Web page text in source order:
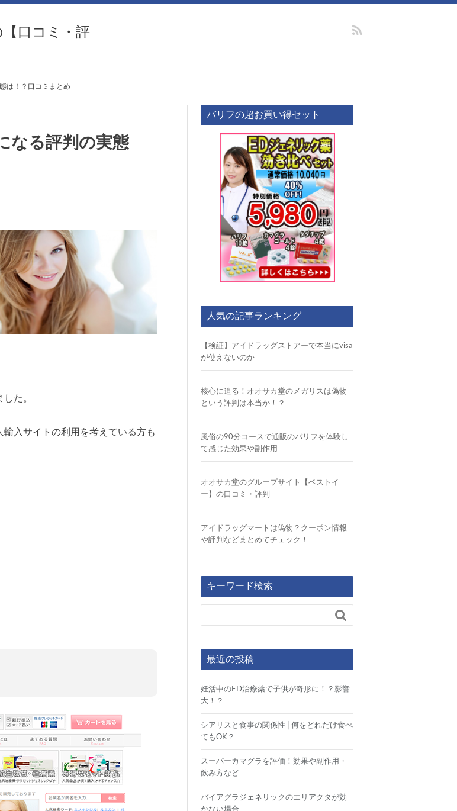
口コミ・評
は！？口コミまとめ
なる評判の実態
た。
入サイトの利用を考えている方も
バリフの超お買い得セット
人気の記事ランキング
【検証】アイドラッグストアーで本当にvisa
が使えないのか
核心に迫る！オオサカ堂のメガリスは偽物
という評判は本当か！？
風俗の90分コースで通販のバリフを体験し
て感じた効果や副作用
オオサカ堂のグループサイト【ベストイ
ー】の口コミ・評判
アイドラッグマートは偽物？クーポン情報
や評判などまとめてチェック！
キーワード検索

最近の投稿
妊活中のED治療薬で子供が奇形に！？影響
大！？
シアリスと食事の関係性│何をどれだけ食べ
てもOK？
スーパーカマグラを評価！効果や副作用・
飲み方など
バイアグラジェネリックのエリアクタが効
かない場合